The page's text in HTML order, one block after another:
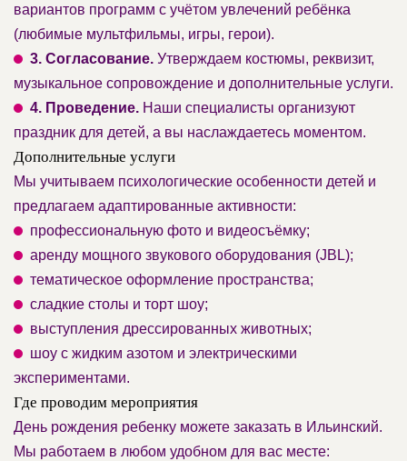
вариантов программ с учётом увлечений ребёнка
(любимые мультфильмы, игры, герои).
3. Согласование. Утверждаем костюмы, реквизит,
музыкальное сопровождение и дополнительные услуги.
4. Проведение. Наши специалисты организуют
праздник для детей, а вы наслаждаетесь моментом.
Дополнительные услуги
Мы учитываем психологические особенности детей и
предлагаем адаптированные активности:
профессиональную фото и видеосъёмку;
аренду мощного звукового оборудования (JBL);
тематическое оформление пространства;
сладкие столы и торт шоу;
выступления дрессированных животных;
шоу с жидким азотом и электрическими
экспериментами.
Где проводим мероприятия
День рождения ребенку можете заказать в Ильинский.
Мы работаем в любом удобном для вас месте: